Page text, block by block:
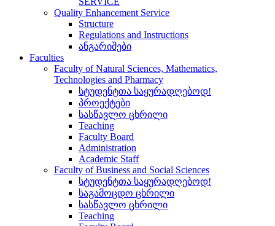
Quality Enhancement Service
Structure
Regulations and Instructions
ანგარიშები
Faculties
Faculty of Natural Sciences, Mathematics,
Technologies and Pharmacy
სტუდენტთა საყურადღებოდ!
პროექტები
სასწავლო ცხრილი
Teaching
Faculty Board
Administration
Academic Staff
Faculty of Business and Social Sciences
სტუდენტთა საყურადღებოდ!
საგამოცდო ცხრილი
სასწავლო ცხრილი
Teaching